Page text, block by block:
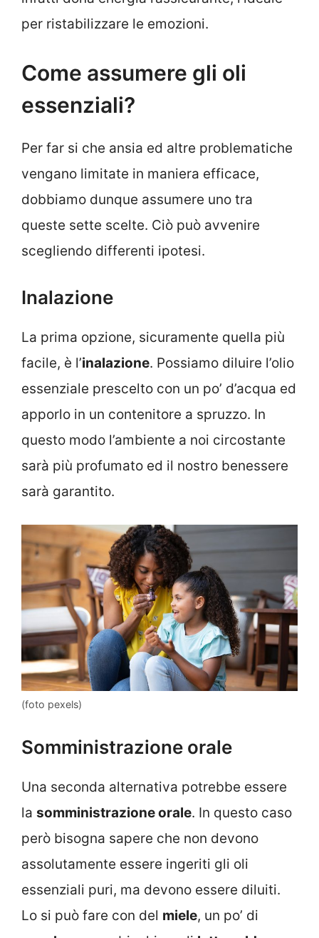
per ristabilizzare le emozioni.
Come assumere gli oli
essenziali?
Per far si che ansia ed altre problematiche
vengano limitate in maniera efficace,
dobbiamo dunque assumere uno tra
queste sette scelte. Ciò può avvenire
scegliendo differenti ipotesi.
Inalazione
La prima opzione, sicuramente quella più
facile, è l’inalazione. Possiamo diluire l’olio
essenziale prescelto con un po’ d’acqua ed
apporlo in un contenitore a spruzzo. In
questo modo l’ambiente a noi circostante
sarà più profumato ed il nostro benessere
sarà garantito.
(foto pexels)
Somministrazione orale
Una seconda alternativa potrebbe essere
la somministrazione orale. In questo caso
però bisogna sapere che non devono
assolutamente essere ingeriti gli oli
essenziali puri, ma devono essere diluiti.
Lo si può fare con del miele, un po’ di